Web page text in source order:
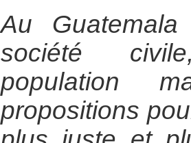
Au
société
population
propositions